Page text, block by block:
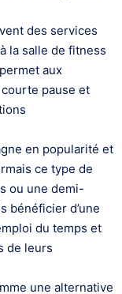
des services
la salle de fitness
aux
pause et
en popularité et
ce type de
ou une demi-
bénéficier d’une
du temps et
de leurs
une alternative